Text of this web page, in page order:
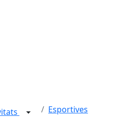
Esportives